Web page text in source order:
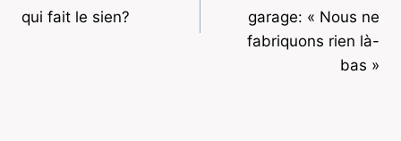
qui fait le sien?
garage: « Nous ne
fabriquons rien là-
bas »